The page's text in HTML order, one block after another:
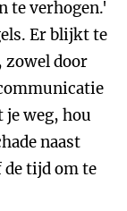
te verhogen.'
Er blijkt te
zowel door
je weg, hou
naast
de tijd om te